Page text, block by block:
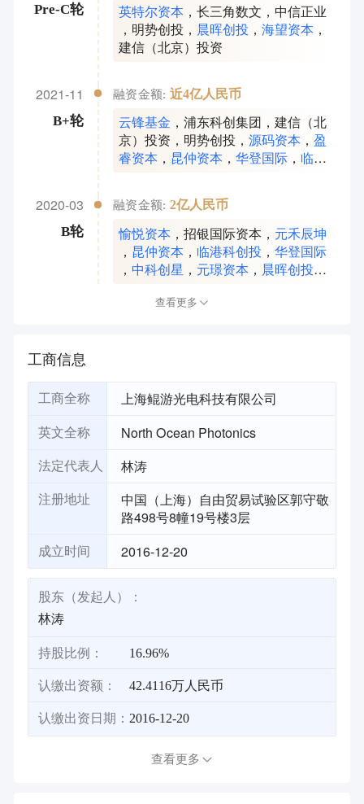
Pre-C轮 英特尔资本 ，长三角数文 ，中信正业
， 明势创投 ， 晨晖创投 ，海望资本 ，
建信（北京）投资
2021-11
B+轮
融资金额: 近4亿人民币
云锋基金 ，浦东科创集团 ，建信（北
京）投资 ， 明势创投 ，源码资本 ，盈
睿资本 ， 昆仲资本 ，华登国际 ， 临港
中信正业
2020-03
B轮
融资金额: 2亿人民币
愉悦资本 ，招银国际资本 ， 元禾辰坤
， 昆仲资本 ， 临港科创投 ，华登国际
，中科创星 ， 元璟资本 ， 晨晖创投，
查看更多
工商信息
工商全称 上海鲲游光电科技有限公司
英文全称 North Ocean Photonics
法定代表人 林涛
注册地址
中国（上海）自由贸易试验区郭守敬
路498号8幢19号楼3层
成立时间 2016-12-20
股东（发起人）：
林涛
持股比例： 16.96%
认缴出资额： 42.4116万人民币
认缴出资日期： 2016-12-20
查看更多